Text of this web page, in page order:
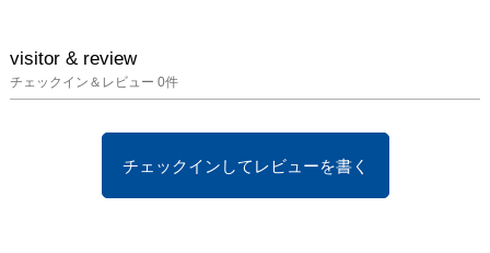
visitor & review
チェックイン＆レビュー 0件
チェックインしてレビューを書く